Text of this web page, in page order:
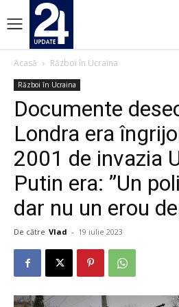
Acasă Război în Ucraina
Război în Ucraina
Documente
Londra era
2001 de invazia
Putin era: ”Un
dar nu un erou
De către Vlad - 19 iulie 2023